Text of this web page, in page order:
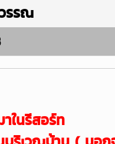
รรณ
าในรีสอร์ท